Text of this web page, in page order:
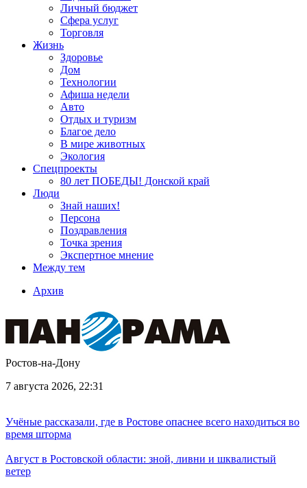
Личный бюджет
Сфера услуг
Торговля
Жизнь
Здоровье
Дом
Технологии
Афиша недели
Авто
Отдых и туризм
Благое дело
В мире животных
Экология
Спецпроекты
80 лет ПОБЕДЫ! Донской край
Люди
Знай наших!
Персона
Поздравления
Точка зрения
Экспертное мнение
Между тем
Архив
Ростов-на-Дону
7 августа 2026, 22:31
Учёные рассказали, где в Ростове опаснее всего находиться во
время шторма
Август в Ростовской области: зной, ливни и шквалистый
ветер